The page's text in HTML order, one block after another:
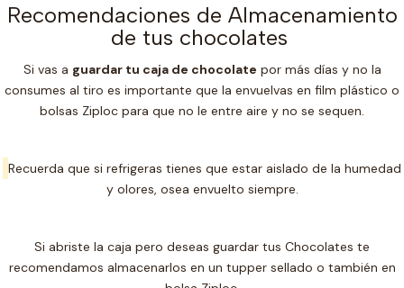
Recomendaciones de Almacenamiento
de tus chocolates
Si vas a guardar tu caja de chocolate por más días y no la
consumes al tiro es importante que la envuelvas en film plástico o
bolsas Ziploc para que no le entre aire y no se sequen.
Recuerda que si refrigeras tienes que estar aislado de la humedad
y olores, osea envuelto siempre.
Si abriste la caja pero deseas guardar tus Chocolates te
recomendamos almacenarlos en un tupper sellado o también en